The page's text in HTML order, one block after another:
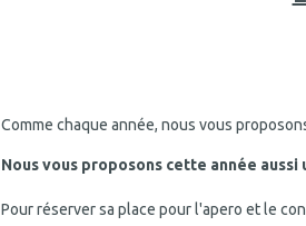
Comme chaque année, nous vous
Nous vous proposons cette année aussi
Pour réserver sa place pour l'apero et le